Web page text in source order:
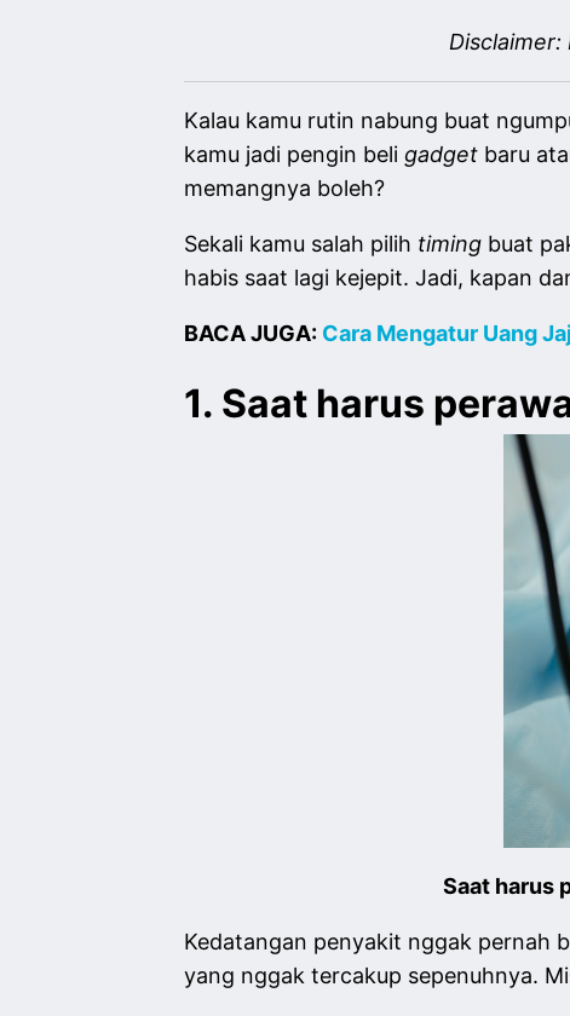
Disclaimer:
Kalau kamu rutin nabung buat
kamu jadi pengin beli gadget baru
memangnya boleh?
Sekali kamu salah pilih timing buat
habis saat lagi kejepit. Jadi, kapan
BACA JUGA: Cara Mengatur Uang
1. Saat harus
Saat harus
Kedatangan penyakit nggak pernah
yang nggak tercakup sepenuhnya.